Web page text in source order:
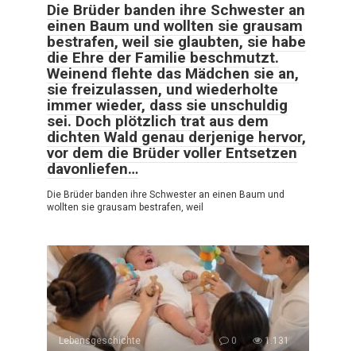
Die Brüder banden ihre Schwester an
einen Baum und wollten sie grausam
bestrafen, weil sie glaubten, sie habe
die Ehre der Familie beschmutzt.
Weinend flehte das Mädchen sie an,
sie freizulassen, und wiederholte
immer wieder, dass sie unschuldig
sei. Doch plötzlich trat aus dem
dichten Wald genau derjenige hervor,
vor dem die Brüder voller Entsetzen
davonliefen…
Die Brüder banden ihre Schwester an einen Baum und
wollten sie grausam bestrafen, weil
Lebensgeschichte 0 1.131